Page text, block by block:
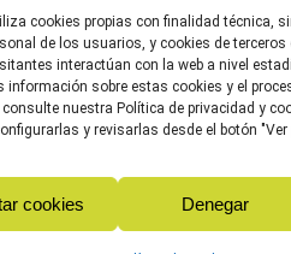
cookies propias con finalidad técnica,
de los usuarios, y cookies de
interactúan con la web a nivel
información sobre estas cookies y el
nuestra Política de privacidad y
y revisarlas desde el botón "Ver
cookies Denegar